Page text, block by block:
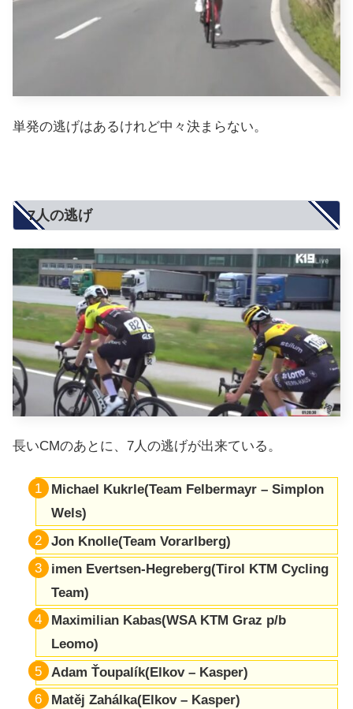
単発の逃げはあるけれど中々決まらない。
7人の逃げ
長いCMのあとに、7人の逃げが出来ている。
Michael Kukrle(Team Felbermayr – Simplon
Wels)
Jon Knolle(Team Vorarlberg)
imen Evertsen-Hegreberg(Tirol KTM Cycling
Team)
Maximilian Kabas(WSA KTM Graz p/b
Leomo)
Adam Ťoupalík(Elkov – Kasper)
Matěj Zahálka(Elkov – Kasper)